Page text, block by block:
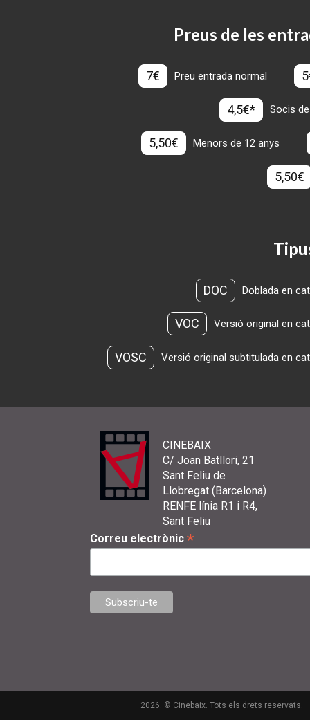
Preus de les
7€ Preu entrada normal
4,5€* Socis
5,50€ Menors de 12 anys
5,50€
DOC Doblada en
VOC Versió original en
VOSC Versió original subtitulada en
CINEBAIX
C/ Joan Batllori, 21
Sant Feliu de
Llobregat (Barcelona)
RENFE línia R1 i R4,
Sant Feliu
Correu electrònic *
2026. © Cinebaix. Tots els drets reservats.